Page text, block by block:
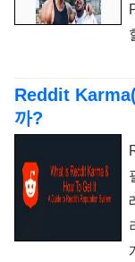
Reddit
까?